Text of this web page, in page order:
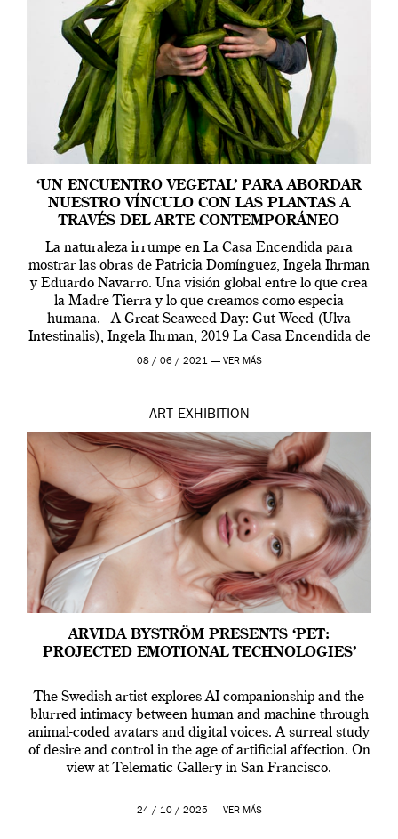
‘UN ENCUENTRO VEGETAL’ PARA ABORDAR
NUESTRO VÍNCULO CON LAS PLANTAS A
TRAVÉS DEL ARTE CONTEMPORÁNEO
La naturaleza irrumpe en La Casa Encendida para
mostrar las obras de Patricia Domínguez, Ingela Ihrman
y Eduardo Navarro. Una visión global entre lo que crea
la Madre Tierra y lo que creamos como especia
humana. A Great Seaweed Day: Gut Weed (Ulva
Intestinalis), Ingela Ihrman, 2019 La Casa Encendida de
Madrid y la Wellcome […]
08 / 06 / 2021 — VER MÁS
ART EXHIBITION
ARVIDA BYSTRÖM PRESENTS ‘PET:
PROJECTED EMOTIONAL TECHNOLOGIES’
The Swedish artist explores AI companionship and the
blurred intimacy between human and machine through
animal-coded avatars and digital voices. A surreal study
of desire and control in the age of artificial affection. On
view at Telematic Gallery in San Francisco.
24 / 10 / 2025 — VER MÁS